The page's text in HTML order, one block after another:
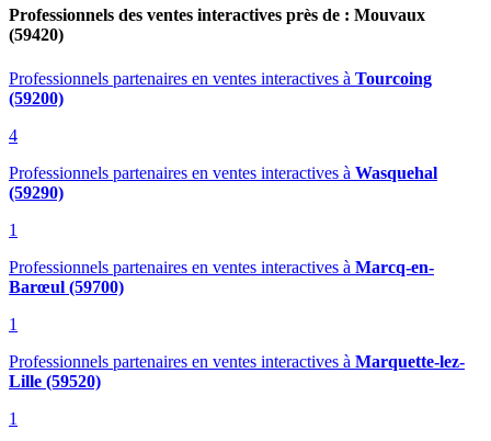
Professionnels des ventes interactives près de : Mouvaux
(59420)
Professionnels partenaires en ventes interactives à Tourcoing
(59200)
4
Professionnels partenaires en ventes interactives à Wasquehal
(59290)
1
Professionnels partenaires en ventes interactives à Marcq-en-
Barœul (59700)
1
Professionnels partenaires en ventes interactives à Marquette-lez-
Lille (59520)
1